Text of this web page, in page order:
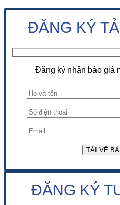
ĐĂNG KÝ
Đăng ký nhận báo giá
ĐĂNG KÝ